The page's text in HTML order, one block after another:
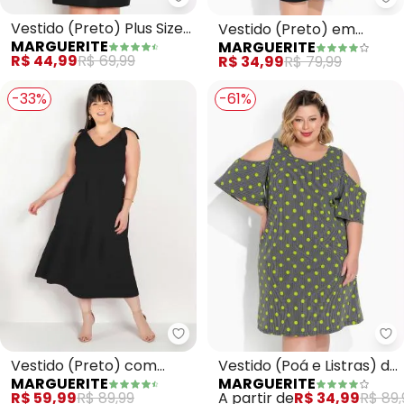
Marguerite - Vestido (Preto)
Vestido (Preto) Plus Size
com Mangas Princesa
MARGUERITE
R$ 44,99R$ 69,99
Vestido (Preto) em
Ribana Canelada
MARGUERITE
R$ 34,99R$ 79,99
-33%
Marguerite - Vestido (Preto)
Vestido (Preto) com
Amarração Plus Size
MARGUERITE
R$ 59,99R$ 89,99
-61%
Vestido (Poá e Listras) de
Mangas Amplas Plus Size
MARGUERITE
A partir deR$ 34,99R$